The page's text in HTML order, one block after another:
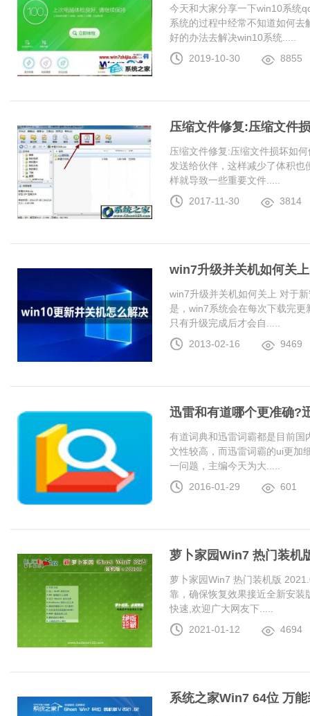
今天和大家分享一下win10系统
系统的过程中经常不知道如何
好的办法去解决win10系统.....
2019-10-30
8855
压缩文件修复:压缩文件
压缩文件修复:压缩文件损坏如
发送给伙伴，这样减少了体积
样就导致一些重要文件.....
2017-11-30
3814
win7升级并关机如何关上
win7升级并关机如何关上 对于
是，win7系统会在每次下载完
只有升级完成后才会自.....
2013-02-16
9469
迅雷和有道哪个更准确?
有道词典和迅雷词霸都是目前
文性较高，而迅雷词霸的ui更加
一问题，主编今天为大.....
2016-01-29
601
萝卜家园Win7 热门装机
萝卜家园Win7 热门装机版
靠，确保恢复效果接近全新安
快速,欢迎广大网友下.....
2021-01-12
4694
系统之家Win7 64位 万